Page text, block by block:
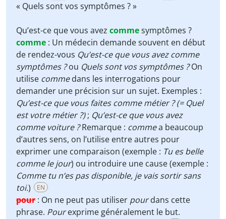
« Quels sont vos symptômes ? »
Qu’est-ce que vous avez commesymptômes ?
comme : Un médecin demande souvent en début
de rendez-vous Qu’est-ce que vous avez comme
symptômes ?ou Quels sont vos symptômes ?On
utilise commedans les interrogations pour
demander une précision sur un sujet. Exemples :
Qu’est-ce que vous faites comme métier ? (= Quel
est votre métier ?); Qu’est-ce que vous avez
comme voiture ?Remarque : commea beaucoup
d’autres sens, on l’utilise entre autres pour
exprimer une comparaison (exemple : Tu es belle
comme le jour) ou introduire une cause (exemple :
Comme tu n’es pas disponible, je vais sortir sans
toi.) EN
pour : On ne peut pas utiliser pourdans cette
phrase. Pourexprime généralement le but.